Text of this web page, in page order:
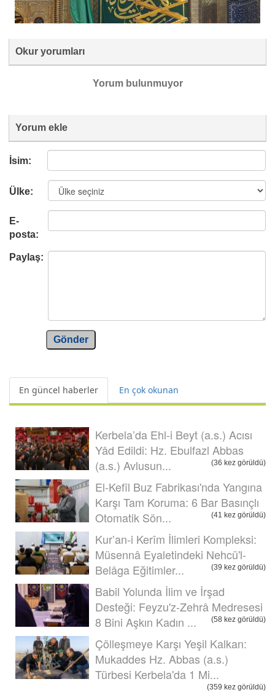
Okur yorumları
Yorum bulunmuyor
Yorum ekle
İsim:
Ülke:
E-
posta:
Paylaş:
Gönder
En güncel haberler En çok okunan
Kerbela’da Ehl-i Beyt (a.s.) Acısı
Yâd Edildi: Hz. Ebulfazl Abbas
(a.s.) Avlusun...
(36 kez görüldü)
El-Kefîl Buz Fabrikası'nda Yangına
Karşı Tam Koruma: 6 Bar Basınçlı
Otomatik Sön...
(41 kez görüldü)
Kur’an-i Kerîm İlimleri Kompleksi:
Müsennâ Eyaletindeki Nehcü'l-
Belâga Eğitimler...
(39 kez görüldü)
Babil Yolunda İlim ve İrşad
Desteği: Feyzu'z-Zehrâ Medresesi
8 Bini Aşkın Kadın ...
(58 kez görüldü)
Çölleşmeye Karşı Yeşil Kalkan:
Mukaddes Hz. Abbas (a.s.)
Türbesi Kerbela'da 1 Mi...
(359 kez görüldü)